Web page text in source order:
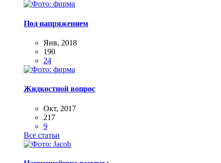
Под напряжением
Янв, 2018
190
24
Жидкостной вопрос
Окт, 2017
217
9
Все статьи